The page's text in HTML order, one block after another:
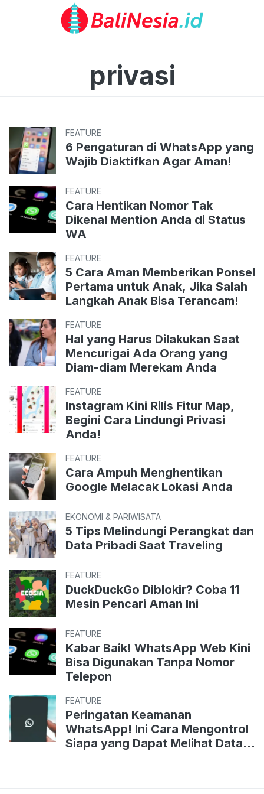
privasi
FEATURE
6 Pengaturan di WhatsApp yang
Wajib Diaktifkan Agar Aman!
FEATURE
Cara Hentikan Nomor Tak
Dikenal Mention Anda di Status
WA
FEATURE
5 Cara Aman Memberikan Ponsel
Pertama untuk Anak, Jika Salah
Langkah Anak Bisa Terancam!
FEATURE
Hal yang Harus Dilakukan Saat
Mencurigai Ada Orang yang
Diam-diam Merekam Anda
FEATURE
Instagram Kini Rilis Fitur Map,
Begini Cara Lindungi Privasi
Anda!
FEATURE
Cara Ampuh Menghentikan
Google Melacak Lokasi Anda
EKONOMI & PARIWISATA
5 Tips Melindungi Perangkat dan
Data Pribadi Saat Traveling
FEATURE
DuckDuckGo Diblokir? Coba 11
Mesin Pencari Aman Ini
FEATURE
Kabar Baik! WhatsApp Web Kini
Bisa Digunakan Tanpa Nomor
Telepon
FEATURE
Peringatan Keamanan
WhatsApp! Ini Cara Mengontrol
Siapa yang Dapat Melihat Data